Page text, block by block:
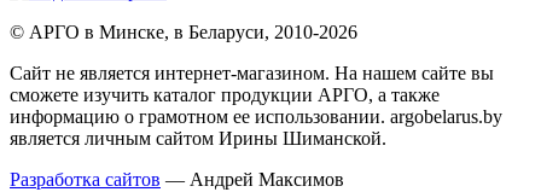
© АРГО в Минске, в Беларуси, 2010-2026
Cайт не является интернет-магазином. На нашем сайте вы
сможете изучить каталог продукции АРГО, а также
информацию о грамотном ее использовании. argobelarus.by
является личным сайтом Ирины Шиманской.
Разработка сайтов — Андрей Максимов